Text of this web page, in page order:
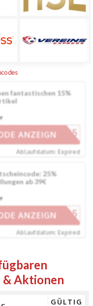
fantastischen 15%
SUB15
ANZEIGN
Ablaufdatum: Expired
25%
ab 39€
EM25
ANZEIGN
Ablaufdatum: Expired
& Aktionen
GÜLTIG